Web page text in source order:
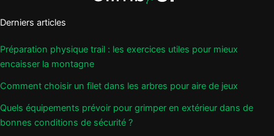
Derniers articles
Préparation physique trail : les exercices utiles pour mieux
encaisser la montagne
Comment choisir un filet dans les arbres pour aire de jeux
Quels équipements prévoir pour grimper en extérieur dans de
bonnes conditions de sécurité ?